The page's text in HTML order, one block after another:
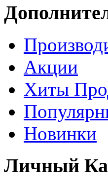
Акции
Хиты
Новинки
Личный